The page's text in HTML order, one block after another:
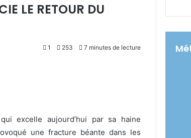
LE RETOUR DU
1 253 7 minutes de lecture
excelle aujourd’hui par sa haine
une fracture béante dans les